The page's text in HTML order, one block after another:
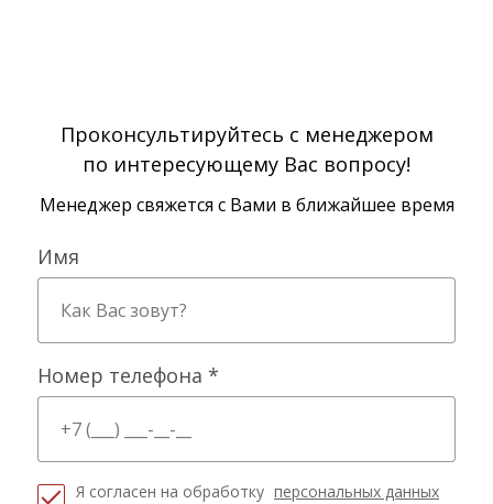
Проконсультируйтесь с менеджером
по интересующему Вас вопросу!
Менеджер свяжется с Вами в ближайшее время
Имя
Номер телефона *
Я согласен на обработку персональных данных